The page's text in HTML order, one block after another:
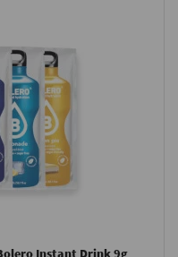
Instant Drink 9g